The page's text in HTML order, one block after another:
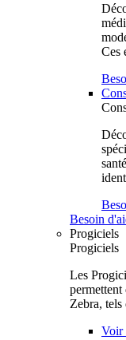
Ces
Besoin
Progiciels
Progiciels
Les
Zebra, tels
Voir